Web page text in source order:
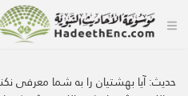
حديث:آيا بهشتيان را به شما